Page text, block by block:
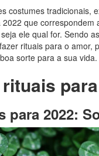
costumes tradicionais,
2022 que correspondem
ele qual for. Sendo
rituais para o amor,
sorte para a sua vida.
para 2022: